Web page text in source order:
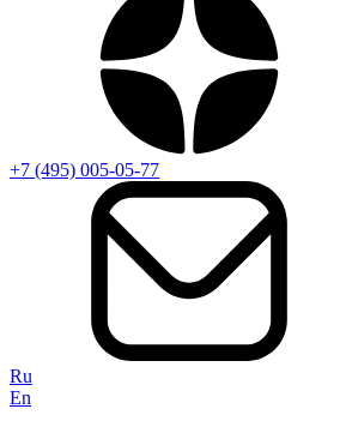
+7 (495) 005-05-77
Ru
En